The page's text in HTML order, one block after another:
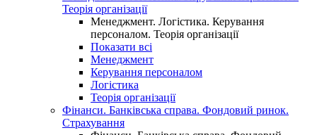
Теорія організації
Менеджмент. Логістика. Керування
персоналом. Теорія організації
Показати всі
Менеджмент
Керування персоналом
Логістика
Теорія організації
Фінанси. Банківська справа. Фондовий ринок.
Страхування